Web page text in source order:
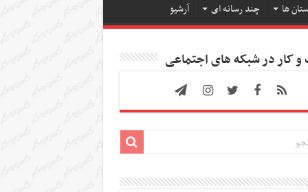
ها چند رسانه ای آرشیو
کار در شبکه های اجتماعی